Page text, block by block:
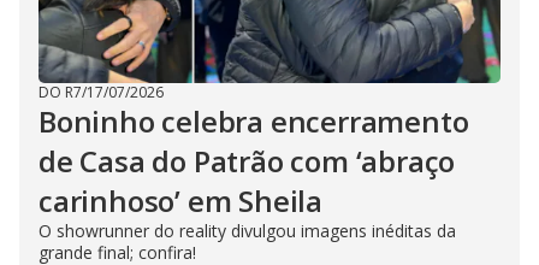
DO R7/17/07/2026
Boninho celebra encerramento
de Casa do Patrão com ‘abraço
carinhoso’ em Sheila
O showrunner do reality divulgou imagens inéditas da
grande final; confira!